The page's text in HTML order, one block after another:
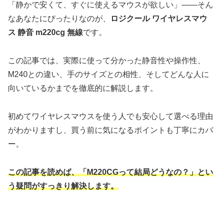
「静かで安くて、すぐに使えるマウスが欲しい」——そん
なあなたにぴったりなのが、
ロジクール ワイヤレスマウ
ス 静音 m220cg 無線です。
この記事では、実際に使って分かった静音性や操作性、
M240との違い、手のサイズとの相性、そしてどんな人に
向いているかまでを徹底的に解説します。
初めてワイヤレスマウスを使う人でも安心して選べる理由
がわかりますし、買う前に気になるポイントも丁寧にカバ
ー。
この記事を読めば、「M220CGって結局どうなの？」とい
う疑問がすっきり解決します。